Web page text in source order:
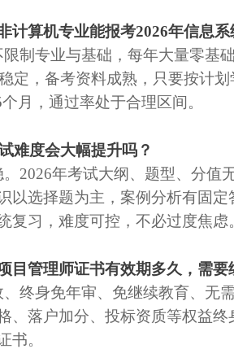
计算机专业能报考2026年信息
制专业与基础，每年大量零基
定，备考资料成熟，只要按计
月，通过率处于合理区间。
难度会大幅提升吗？
2026年考试大纲、题型、分值
以选择题为主，案例分析有固
复习，难度可控，不必过度焦虑
目管理师证书有效期多久，需要
终身免年审、免继续教育、无
、落户加分、投标资质等权益
书。